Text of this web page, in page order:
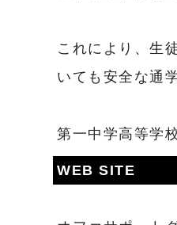
これにより、生
いても安全な通
第一中学高等学
WEB SITE